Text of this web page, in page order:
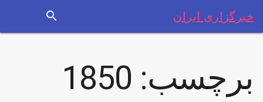
خبرگزاری ایران search
برچسب: 1850